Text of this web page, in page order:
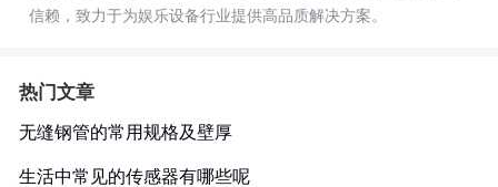
信赖，致力于为娱乐设备行业提供高品质解决方案。
热门文章
无缝钢管的常用规格及壁厚
生活中常见的传感器有哪些呢